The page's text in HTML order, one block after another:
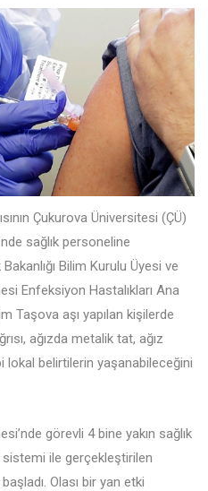
Çukurova Üniversitesi (ÇÜ)
sağlık personeline
Bilim Kurulu Üyesi ve
Enfeksiyon Hastalıkları Ana
Taşova aşı yapılan kişilerde
ağızda metalik tat, ağız
lokal belirtilerin yaşanabileceğini
görevli 4 bine yakın sağlık
sistemi ile gerçekleştirilen
Olası bir yan etki